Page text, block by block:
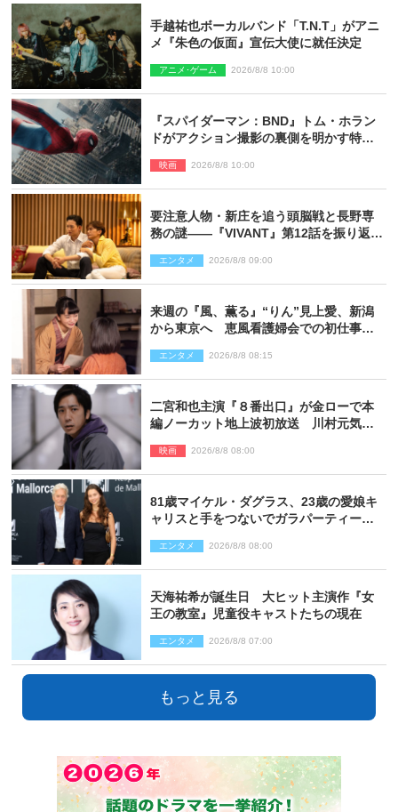
手越祐也ボーカルバンド「T.N.T」がアニ
メ『朱色の仮面』宣伝大使に就任決定
アニメ･ゲーム 2026/8/8 10:00
『スパイダーマン：BND』トム・ホラン
ドがアクション撮影の裏側を明かす特別
映画 2026/8/8 10:00
要注意人物・新庄を追う頭脳戦と長野専
務の謎――『VIVANT』第12話を振り返
エンタメ 2026/8/8 09:00
来週の『風、薫る』“りん”見上愛、新潟
から東京へ 恵風看護婦会での初仕事に
エンタメ 2026/8/8 08:15
二宮和也主演『８番出口』が金ローで本
編ノーカット地上波初放送 川村元気監
映画 2026/8/8 08:00
81歳マイケル・ダグラス、23歳の愛娘キ
ャリスと手をつないでガラパーティーに
エンタメ 2026/8/8 08:00
天海祐希が誕生日 大ヒット主演作『女
王の教室』児童役キャストたちの現在
エンタメ 2026/8/8 07:00
もっと見る